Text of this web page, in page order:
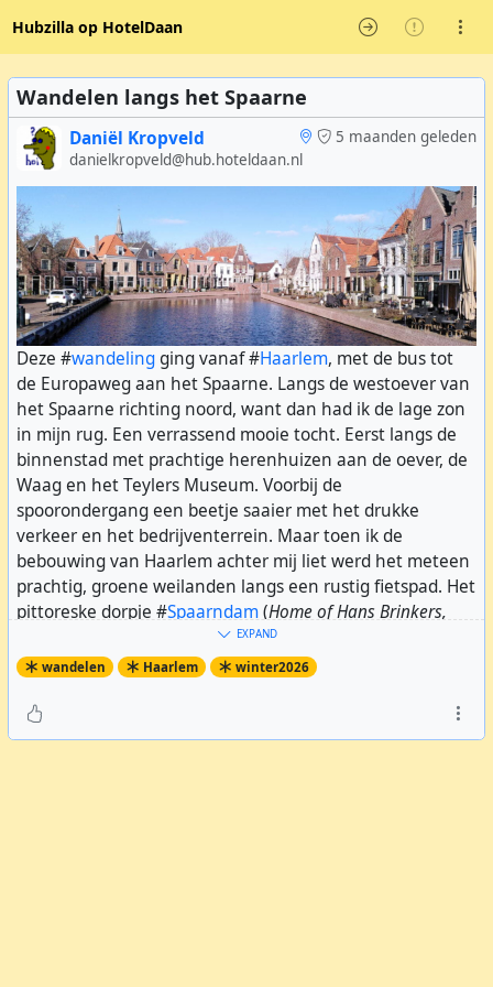
Hubzilla op HotelDaan
Wandelen langs het Spaarne
5 maanden geleden
Daniël Kropveld
danielkropveld@hub.hoteldaan.nl
Deze #wandelingging vanaf #Haarlem, met de bus tot
de Europaweg aan het Spaarne. Langs de westoever van
het Spaarne richting noord, want dan had ik de lage zon
in mijn rug. Een verrassend mooie tocht. Eerst langs de
binnenstad met prachtige herenhuizen aan de oever, de
Waag en het Teylers Museum. Voorbij de
spoorondergang een beetje saaier met het drukke
verkeer en het bedrijventerrein. Maar toen ik de
bebouwing van Haarlem achter mij liet werd het meteen
prachtig, groene weilanden langs een rustig fietspad. Het
pittoreske dorpje #Spaarndam(Home of Hans Brinkers,
who saved Holland from flooding...
uit de 19e en 20e eeuw. Op de foto de schilderachtige
met het IJ, gescheiden door een zeedijk, want ooit stond
het IJ in verbinding met de Noordzee.
EXPAND
wandelen Haarlem winter2026